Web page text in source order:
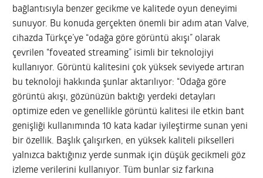
bağlantısıyla benzer gecikme ve kalitede oyun deneyimi
sunuyor. Bu konuda gerçekten önemli bir adım atan Valve,
cihazda Türkçe’ye “odağa göre görüntü akışı” olarak
çevrilen “foveated streaming” isimli bir teknolojiyi
kullanıyor. Görüntü kalitesini çok yüksek seviyede artıran
bu teknoloji hakkında şunlar aktarılıyor: “Odağa göre
görüntü akışı, gözünüzün baktığı yerdeki detayları
optimize eden ve genellikle görüntü kalitesi ile etkin bant
genişliği kullanımında 10 kata kadar iyileştirme sunan yeni
bir özellik. Başlık çalışırken, en yüksek kaliteli pikselleri
yalnızca baktığınız yerde sunmak için düşük gecikmeli göz
izleme verilerini kullanıyor. Tüm bunlar siz farkına